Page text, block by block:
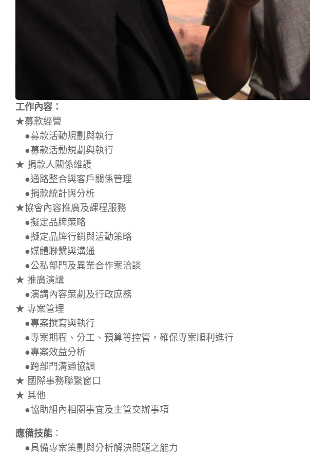
工作內容：
★募款經營
●募款活動規劃與執行
●募款活動規劃與執行
★ 捐款人關係維護
●通路整合與客戶關係管理
●捐款統計與分析
★協會內容推廣及課程服務
●擬定品牌策略
●擬定品牌行銷與活動策略
●媒體聯繫與溝通
●公私部門及異業合作案洽談
★ 推廣演講
●演講內容策劃及行政庶務
★ 專案管理
●專案撰寫與執行
●專案期程、分工、預算等控管，確保專案順利進行
●專案效益分析
●跨部門溝通協調
★ 國際事務聯繫窗口
★ 其他
●協助組內相關事宜及主管交辦事項
應備技能 ：
●具備專案策劃與分析解決問題之能力